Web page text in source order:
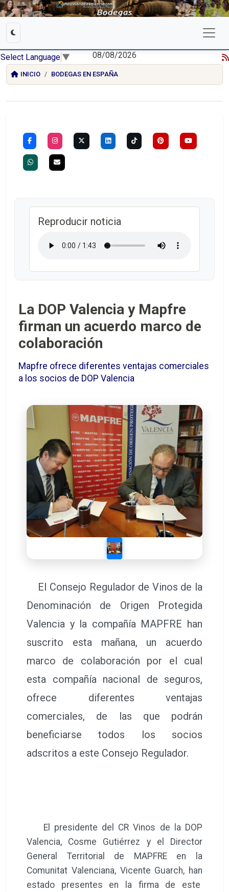
Select Language ▼ 08/08/2026
INICIO BODEGAS EN ESPAÑA
Reproducir noticia
La DOP Valencia y Mapfre
firman un acuerdo marco de
colaboración
Mapfre ofrece diferentes ventajas comerciales
a los socios de DOP Valencia
El Consejo Regulador de Vinos de la
Denominación de Origen Protegida
Valencia y la compañía MAPFRE han
suscrito esta mañana, un acuerdo
marco de colaboración por el cual
esta compañía nacional de seguros,
ofrece diferentes ventajas
comerciales, de las que podrán
beneficiarse todos los socios
adscritos a este Consejo Regulador.
El presidente del CR Vinos de la DOP
Valencia, Cosme Gutiérrez y el Director
General Territorial de MAPFRE en la
Comunitat Valenciana, Vicente Guarch, han
estado presentes en la firma de este